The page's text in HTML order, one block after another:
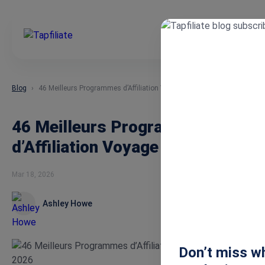
Blog 46 Meilleurs Programmes d’Affiliation Voyage pour 2026
46 Meilleurs Programmes
d’Affiliation Voyage pour 2026
Mar 18, 2026
Ashley Howe
Don’t miss